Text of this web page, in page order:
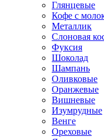
Глянцевые
Кофе с
Металлик
Слоновая
Фуксия
Шоколад
Шампань
Оливковые
Оранжевые
Вишневые
Изумрудные
Венге
Ореховые